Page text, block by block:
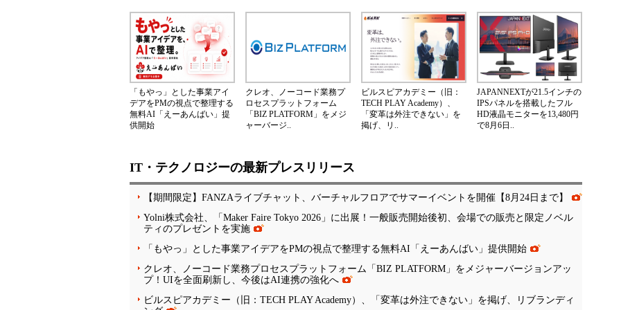
「もやっ」とした事業アイ
デアをPMの視点で整理する
無料AI「えーあんばい」提
供開始
クレオ、ノーコード業務プ
ロセスプラットフォーム
「BIZ PLATFORM」をメジ
ャーバージ..
ビルスピアカデミー（旧：
TECH PLAY Academy）、
「変革は外注できない」を
掲げ、リ..
JAPANNEXTが21.5インチの
IPSパネルを搭載したフル
HD液晶モニターを13,480円
で8月6日..
IT・テクノロジーの最新プレスリリース
【期間限定】FANZAライブチャット、バーチャルフロアでサマーイベントを開催【8月24日まで】
Yolni株式会社、「Maker Faire Tokyo 2026」に出展！一般販売開始後初、会場での販売と限定ノベル
ティのプレゼントを実施
「もやっ」とした事業アイデアをPMの視点で整理する無料AI「えーあんばい」提供開始
クレオ、ノーコード業務プロセスプラットフォーム「BIZ PLATFORM」をメジャーバージョンアッ
プ！UIを全面刷新し、今後はAI連携の強化へ
ビルスピアカデミー（旧：TECH PLAY Academy）、「変革は外注できない」を掲げ、リブランディ